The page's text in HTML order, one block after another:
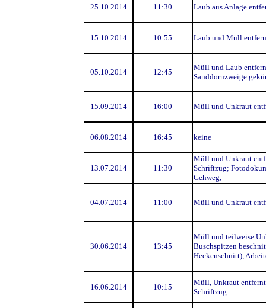
25.10.2014 11:30 Laub aus Anlage
15.10.2014 10:55 Laub und Müll
05.10.2014 12:45
Müll und Laub
Sanddornzweige
15.09.2014 16:00 Müll und Unkraut
06.08.2014 16:45 keine
13.07.2014 11:30
Müll und Unkraut
Schriftzug;
Gehweg;
04.07.2014 11:00 Müll und Unkraut
30.06.2014 13:45
Müll und teilweise
Buschspitzen
Heckenschnitt),
16.06.2014 10:15
Müll, Unkraut
Schriftzug